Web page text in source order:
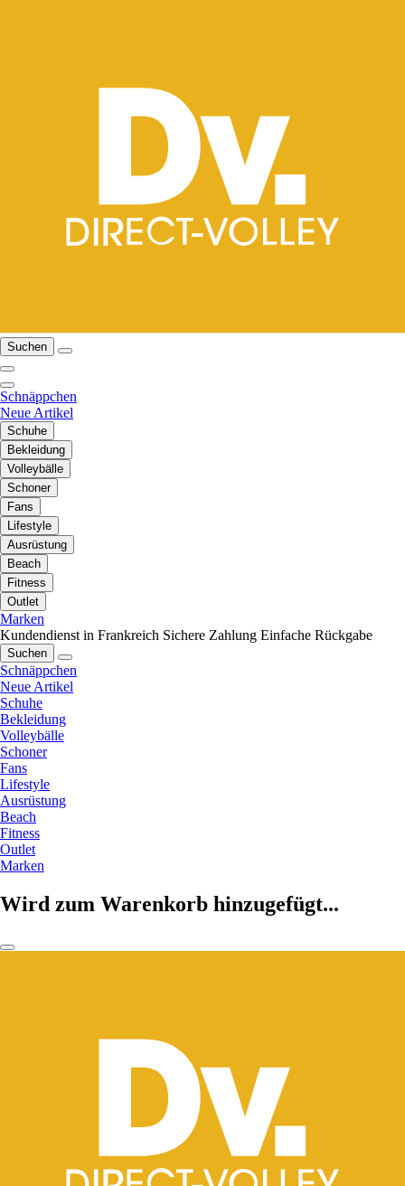
Suchen
Schnäppchen
Neue Artikel
Schuhe
Bekleidung
Volleybälle
Schoner
Fans
Lifestyle
Ausrüstung
Beach
Fitness
Outlet
Marken
Kundendienst in Frankreich Sichere Zahlung Einfache Rückgabe
Suchen
Schnäppchen
Neue Artikel
Schuhe
Bekleidung
Volleybälle
Schoner
Fans
Lifestyle
Ausrüstung
Beach
Fitness
Outlet
Marken
Wird zum Warenkorb hinzugefügt...